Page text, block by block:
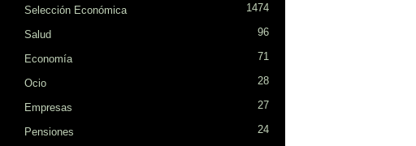
Selección Económica 1474
Salud 96
Economía 71
Ocio 28
Empresas 27
Pensiones 24